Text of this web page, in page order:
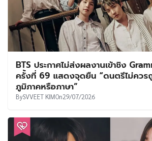
BTS ประกาศไม่ส่งผลงานเข้าชิง
ครั้งที่ 69 แสดงจุดยืน “ดนตรีไม่ควร
ภูมิภาคหรือภาษา”
BySVVEET KIMOn29/07/2026